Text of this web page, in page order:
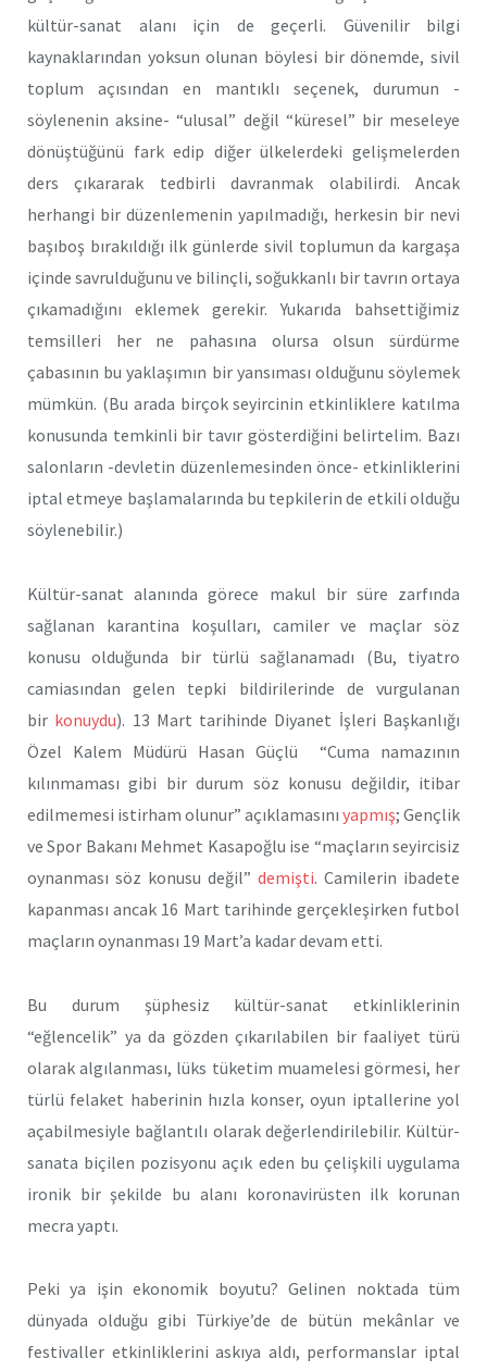
kültür-sanat alanı için de geçerli. Güvenilir bilgi
kaynaklarından yoksun olunan böylesi bir dönemde, sivil
toplum açısından en mantıklı seçenek, durumun -
söylenenin aksine- “ulusal” değil “küresel” bir meseleye
dönüştüğünü fark edip diğer ülkelerdeki gelişmelerden
ders çıkararak tedbirli davranmak olabilirdi. Ancak
herhangi bir düzenlemenin yapılmadığı, herkesin bir nevi
başıboş bırakıldığı ilk günlerde sivil toplumun da kargaşa
içinde savrulduğunu ve bilinçli, soğukkanlı bir tavrın ortaya
çıkamadığını eklemek gerekir. Yukarıda bahsettiğimiz
temsilleri her ne pahasına olursa olsun sürdürme
çabasının bu yaklaşımın bir yansıması olduğunu söylemek
mümkün. (Bu arada birçok seyircinin etkinliklere katılma
konusunda temkinli bir tavır gösterdiğini belirtelim. Bazı
salonların -devletin düzenlemesinden önce- etkinliklerini
iptal etmeye başlamalarında bu tepkilerin de etkili olduğu
söylenebilir.)
Kültür-sanat alanında görece makul bir süre zarfında
sağlanan karantina koşulları, camiler ve maçlar söz
konusu olduğunda bir türlü sağlanamadı (Bu, tiyatro
camiasından gelen tepki bildirilerinde de vurgulanan
bir konuydu). 13 Mart tarihinde Diyanet İşleri Başkanlığı
Özel Kalem Müdürü Hasan Güçlü “Cuma namazının
kılınmaması gibi bir durum söz konusu değildir, itibar
edilmemesi istirham olunur” açıklamasını yapmış; Gençlik
ve Spor Bakanı Mehmet Kasapoğlu ise “maçların seyircisiz
oynanması söz konusu değil” demişti. Camilerin ibadete
kapanması ancak 16 Mart tarihinde gerçekleşirken futbol
maçların oynanması 19 Mart’a kadar devam etti.
Bu durum şüphesiz kültür-sanat etkinliklerinin
“eğlencelik” ya da gözden çıkarılabilen bir faaliyet türü
olarak algılanması, lüks tüketim muamelesi görmesi, her
türlü felaket haberinin hızla konser, oyun iptallerine yol
açabilmesiyle bağlantılı olarak değerlendirilebilir. Kültür-
sanata biçilen pozisyonu açık eden bu çelişkili uygulama
ironik bir şekilde bu alanı koronavirüsten ilk korunan
mecra yaptı.
Peki ya işin ekonomik boyutu? Gelinen noktada tüm
dünyada olduğu gibi Türkiye’de de bütün mekânlar ve
festivaller etkinliklerini askıya aldı, performanslar iptal